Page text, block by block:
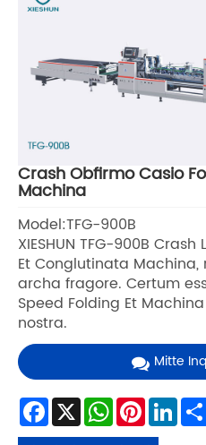
Crash Obfirmo Casio
Machina
Model:TFG-900B
XIESHUN TFG-900B
Et Conglutinata
archa fragore. Certum
Speed ​​Folding Et
nostra.
Mitte
Facebook
X WhatsApp
Pinterest